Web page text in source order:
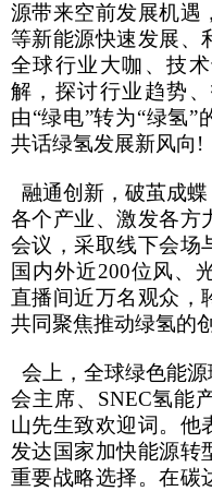
源带来空前发展机遇
等新能源快速发展、
全球行业大咖、技
解，探讨行业趋势
由“绿电”转为“绿氢”
共话绿氢发展新风向 !
融通创新，破茧成
各个产业、激发各方
会议，采取线下会场
国内外近200位风、
直播间近万名观众，
共同聚焦推动绿氢的
会上，全球绿色能
会主席、 SNEC氢能
山先生致欢迎词。他
发达国家加快能源转
重要战略选择。在碳